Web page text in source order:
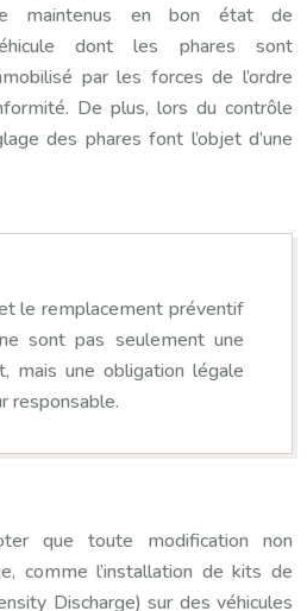
maintenus en bon état de
dont les phares sont
par les forces de l’ordre
De plus, lors du contrôle
des phares font l’objet d’une
le remplacement préventif
sont pas seulement une
mais une obligation légale
responsable.
que toute modification non
comme l’installation de kits de
Discharge) sur des véhicules